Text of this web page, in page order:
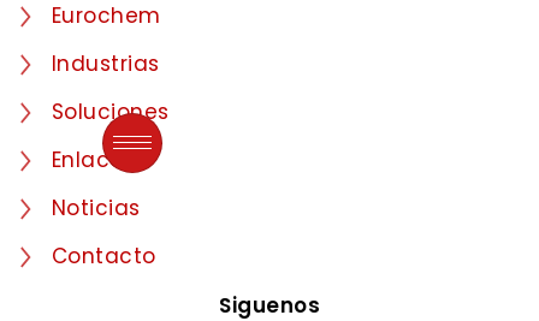
Eurochem
Industrias
Soluciones
Enlaces
Noticias
Contacto
Siguenos